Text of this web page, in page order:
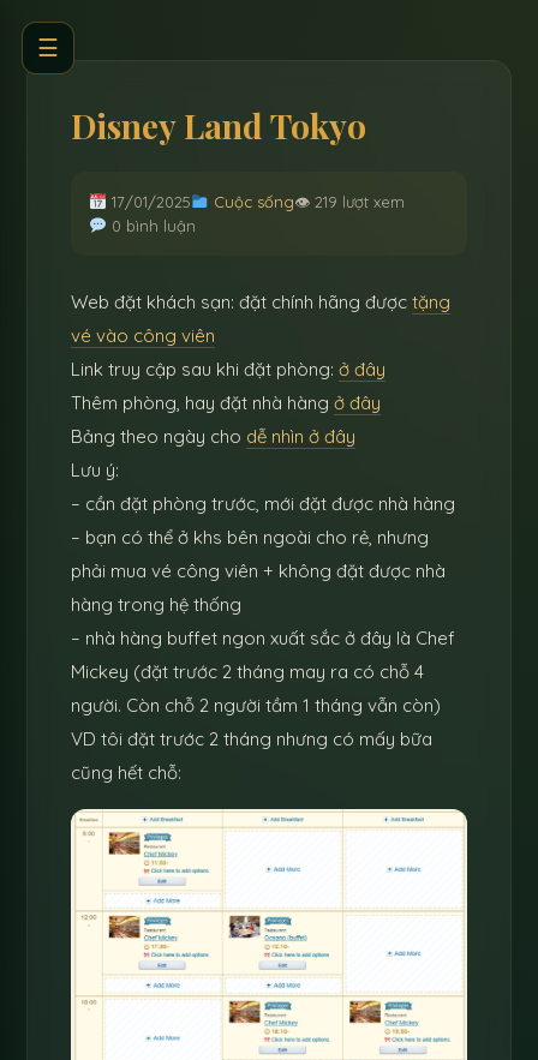
☰
Disney Land Tokyo
17/01/2025 Cuộc sống👁 219 lượt xem
0 bình luận
Web đặt khách sạn: đặt chính hãng đượctặng
vé vào công viên
Link truy cập sau khi đặt phòng:ở đây
Thêm phòng, hay đặt nhà hàngở đây
Bảng theo ngày cho dễ nhìn ở đây
Lưu ý:
– cần đặt phòng trước, mới đặt được nhà hàng
– bạn có thể ở khs bên ngoài cho rẻ, nhưng
phải mua vé công viên + không đặt được nhà
hàng trong hệ thống
– nhà hàng buffet ngon xuất sắc ở đây là Chef
Mickey (đặt trước 2 tháng may ra có chỗ 4
người. Còn chỗ 2 người tầm 1 tháng vẫn còn)
VD tôi đặt trước 2 tháng nhưng có mấy bữa
cũng hết chỗ: